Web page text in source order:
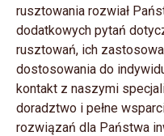
rusztowania rozwiał
dodatkowych pytań
rusztowań, ich
dostosowania do
kontakt z naszymi
doradztwo i pełne
rozwiązań dla Państwa